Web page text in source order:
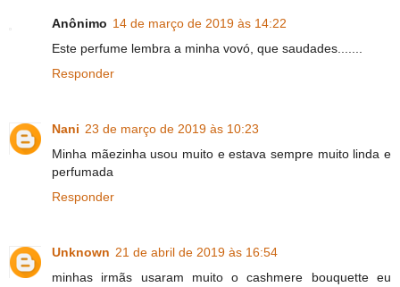
Anônimo 14 de março de 2019 às 14:22
Este perfume lembra a minha vovó, que saudades.......
Responder
Nani 23 de março de 2019 às 10:23
Minha mãezinha usou muito e estava sempre muito linda e
perfumada
Responder
Unknown 21 de abril de 2019 às 16:54
minhas irmãs usaram muito o cashmere bouquette eu